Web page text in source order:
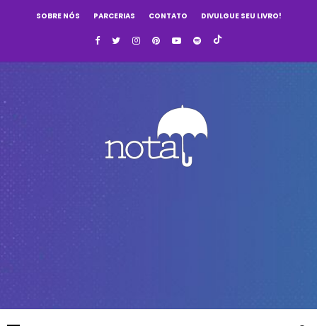
SOBRE NÓS PARCERIAS CONTATO DIVULGUE SEU LIVRO!